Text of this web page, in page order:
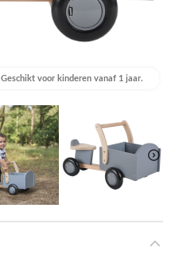
Geschikt voor kinderen vanaf 1 jaar.